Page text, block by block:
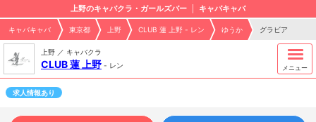
上野のキャバクラ・ガールズバー キャバキャバ
キャバキャバ 東京都 上野 CLUB 蓮 上野 - レン ゆうか グラビア
上野 ／ キャバクラ
CLUB 蓮 上野 - レン メニュー
求人情報あり